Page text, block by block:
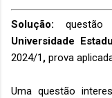
Solução:
Universidade
2024/1, prova
Uma questão